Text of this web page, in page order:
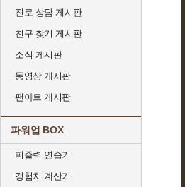
진로 상담 게시판
친구 찾기 게시판
소식 게시판
동영상 게시판
팬아트 게시판
파워업 BOX
퍼즐력 연습기
경험치 계산기